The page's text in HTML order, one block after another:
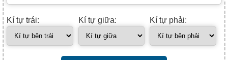
Kí tự trái: Kí tự giữa: Kí tự phải: